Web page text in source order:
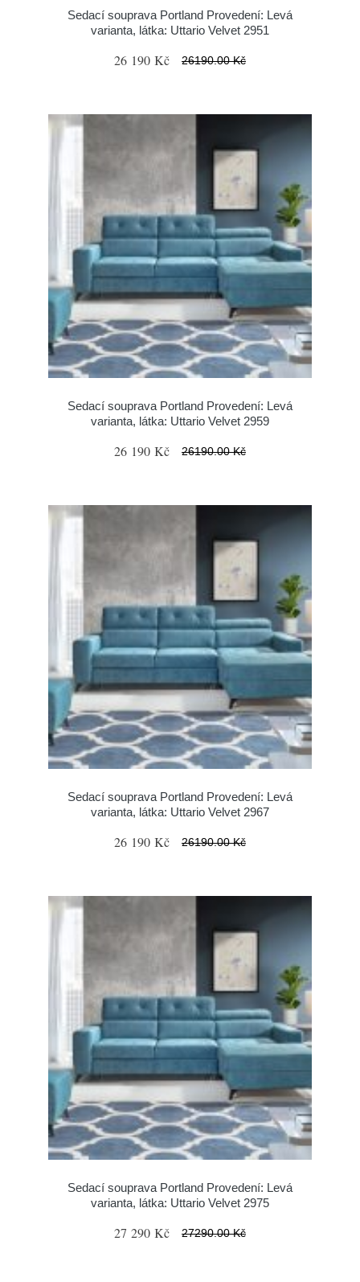
Sedací souprava Portland Provedení: Levá
varianta, látka: Uttario Velvet 2951
26 190 Kč 26190.00 Kč
Sedací souprava Portland Provedení: Levá
varianta, látka: Uttario Velvet 2959
26 190 Kč 26190.00 Kč
Sedací souprava Portland Provedení: Levá
varianta, látka: Uttario Velvet 2967
26 190 Kč 26190.00 Kč
Sedací souprava Portland Provedení: Levá
varianta, látka: Uttario Velvet 2975
27 290 Kč 27290.00 Kč